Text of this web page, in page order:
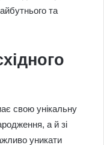
та
свою унікальну
а й зі
уникати